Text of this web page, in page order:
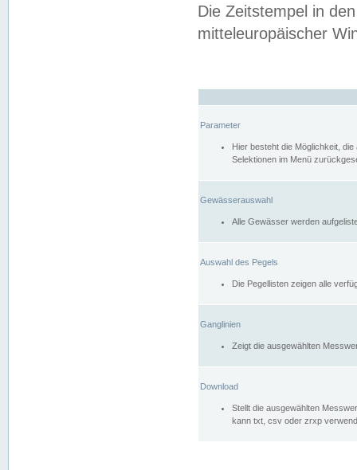
Die Zeitstempel in
mitteleuropäischer
Parameter
Hier besteht die Möglichkeit,
Selektionen im Menü
Gewässerauswahl
Alle Gewässer werden
Auswahl des Pegels
Die Pegellisten zeigen alle
Ganglinien
Zeigt die ausgewählten
Download
Stellt die ausgewählten
kann txt, csv oder zrxp